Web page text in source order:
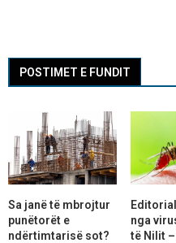
POSTIMET E FUNDIT
Sa janë të mbrojtur
punëtorët e
ndërtimtarisë sot?
nga
të Nilit